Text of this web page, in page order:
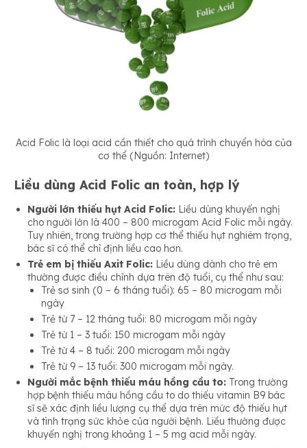
Acid Folic là loại acid cần thiết cho quá trình chuyển hóa của
cơ thể (Nguồn: Internet)
Liều dùng Acid Folic an toàn, hợp lý
Người lớn thiếu hụt Acid Folic: Liều dùng khuyến nghị
cho người lớn là 400 – 800 microgam Acid Folic mỗi ngày.
Tuy nhiên, trong trường hợp cơ thể thiếu hụt nghiêm trọng,
bác sĩ có thể chỉ định liều cao hơn.
Trẻ em bị thiếu Axit Folic: Liều dùng dành cho trẻ em
thường được điều chỉnh dựa trên độ tuổi, cụ thể như sau:
Trẻ sơ sinh (0 – 6 tháng tuổi): 65 – 80 microgam mỗi
ngày
Trẻ từ 7 – 12 tháng tuổi: 80 microgam mỗi ngày
Trẻ từ 1 – 3 tuổi: 150 microgam mỗi ngày
Trẻ từ 4 – 8 tuổi: 200 microgam mỗi ngày
Trẻ từ 9 – 13 tuổi: 300 microgam mỗi ngày.
Người mắc bệnh thiếu máu hồng cầu to: Trong trường
hợp bệnh thiếu máu hồng cầu to do thiếu vitamin B9 bác
sĩ sẽ xác định liều lượng cụ thể dựa trên mức độ thiếu hụt
và tình trạng sức khỏe của người bệnh. Liều thường được
khuyến nghị trong khoảng 1 – 5 mg acid mỗi ngày.